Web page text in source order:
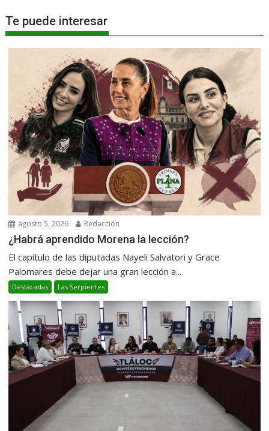
Te puede interesar
agosto 5, 2026 Redacción
¿Habrá aprendido Morena la lección?
El capítulo de las diputadas Nayeli Salvatori y Grace
Palomares debe dejar una gran lección a...
Destacadas Las Serpientes